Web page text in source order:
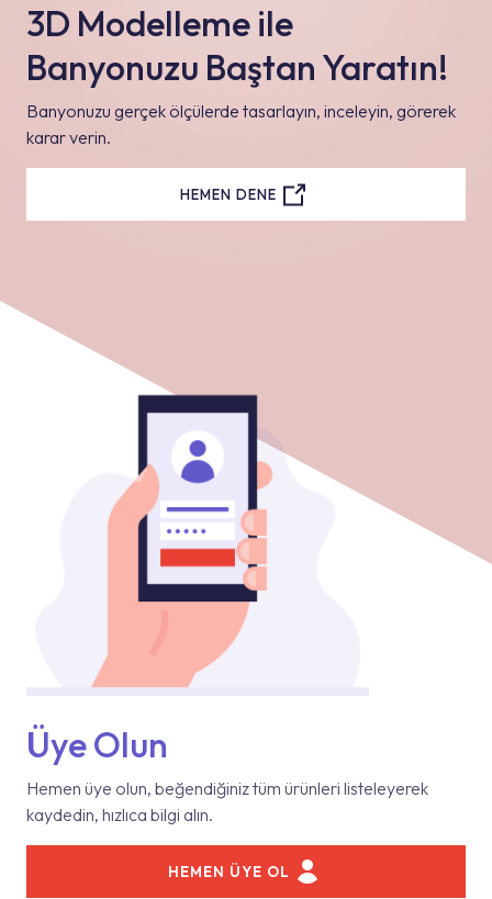
3D Modelleme ile
Banyonuzu Baştan Yaratın!
Banyonuzu gerçek ölçülerde tasarlayın, inceleyin, görerek
karar verin.
HEMEN DENE
Üye Olun
Hemen üye olun, beğendiğiniz tüm ürünleri listeleyerek
kaydedin, hızlıca bilgi alın.
HEMEN ÜYE OL